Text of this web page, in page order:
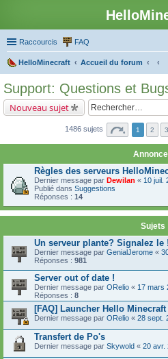
Raccourcis FAQ
HelloMinecraft
Accueil du forum
Support: Questions et
Nouveau sujet
1486 sujets 1 2 3
Règles des serveurs
Dernier message par Dewilan « 10 juil.
Publié dans Suggestions
Réponses : 14
Sujets
Un serveur plante? Signalez le !
Dernier message par GenialJerome «
Réponses : 981
Server out of date !
Dernier message par ORelio « 17 mars
Réponses : 8
[FAQ] Launcher Hello Minecraft
Dernier message par ORelio « 28 sept.
Transfert de Po's
Dernier message par Skywold « 20 avr.